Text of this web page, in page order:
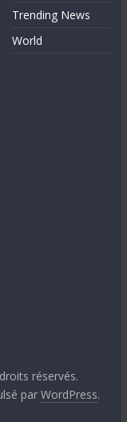
Trending News
World
réservés.
par WordPress.